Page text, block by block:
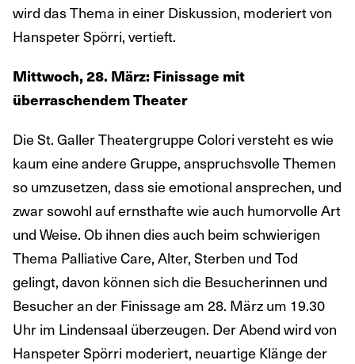
wird das Thema in einer Diskussion, moderiert von
Hanspeter Spörri, vertieft.
Mittwoch, 28. März: Finissage mit
überraschendem Theater
Die St. Galler Theatergruppe Colori versteht es wie
kaum eine andere Gruppe, anspruchsvolle Themen
so umzusetzen, dass sie emotional ansprechen, und
zwar sowohl auf ernsthafte wie auch humorvolle Art
und Weise. Ob ihnen dies auch beim schwierigen
Thema Palliative Care, Alter, Sterben und Tod
gelingt, davon können sich die Besucherinnen und
Besucher an der Finissage am 28. März um 19.30
Uhr im Lindensaal überzeugen. Der Abend wird von
Hanspeter Spörri moderiert, neuartige Klänge der